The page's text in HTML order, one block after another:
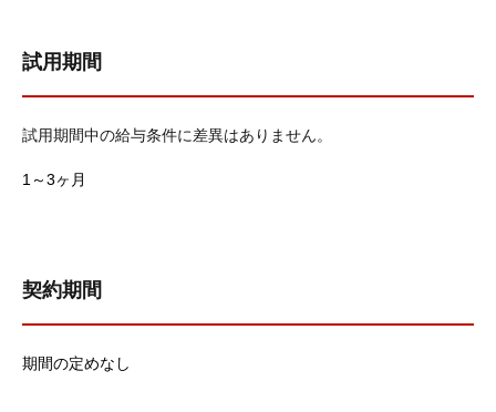
試用期間
試用期間中の給与条件に差異はありません。
1～3ヶ月
契約期間
期間の定めなし